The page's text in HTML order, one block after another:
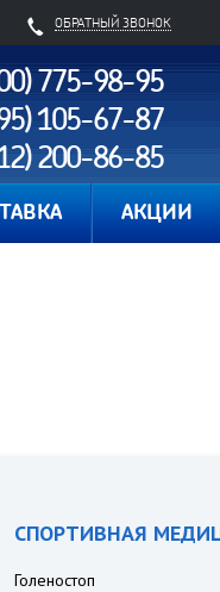
ОБРАТНЫЙ ЗВОНОК
775-98-95
105-67-87
200-86-85
АКЦИИ
СПОРТИВНАЯ
Голеностоп